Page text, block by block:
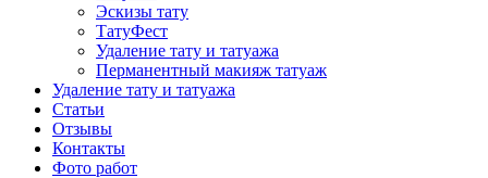
Эскизы тату
ТатуФест
Удаление тату и татуажа
Перманентный макияж татуаж
Удаление тату и татуажа
Статьи
Отзывы
Контакты
Фото работ